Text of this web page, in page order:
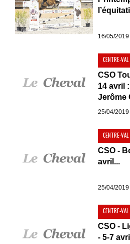
16/05/2019
CENTRE-
CSO
14 avril
Jerôme
25/04/2019
CENTRE-
CSO -
avril...
25/04/2019
CENTRE-
CSO -
- 5-7